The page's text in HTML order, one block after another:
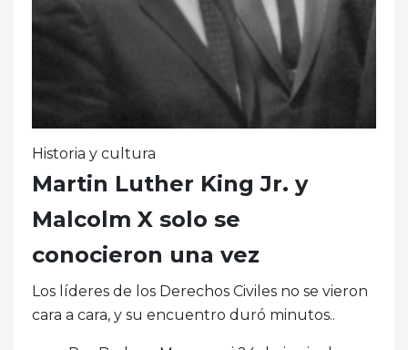
Historia y cultura
Martin Luther King Jr. y
Malcolm X solo se
conocieron una vez
Los líderes de los Derechos Civiles no se vieron
cara a cara, y su encuentro duró minutos..